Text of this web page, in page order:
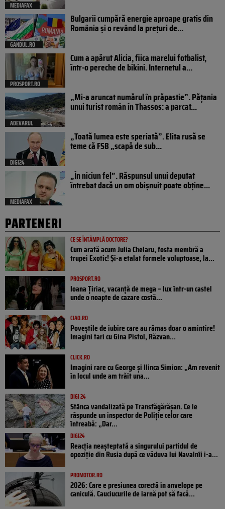
MEDIAFAX
GANDUL.RO
Bulgarii cumpără energie aproape gratis din
România și o revând la prețuri de...
PROSPORT.RO
Cum a apărut Alicia, fiica marelui fotbalist,
într-o pereche de bikini. Internetul a...
ADEVARUL
„Mi-a aruncat numărul în prăpastie”. Pățania
unui turist român în Thassos: a parcat...
DIGI24
„Toată lumea este speriată”. Elita rusă se
teme că FSB „scapă de sub...
MEDIAFAX
„În niciun fel”. Răspunsul unui deputat
întrebat dacă un om obișnuit poate obține...
PARTENERI
CE SE ÎNTÂMPLĂ DOCTORE?
Cum arată acum Julia Chelaru, fosta membră a
trupei Exotic! Și-a etalat formele voluptoase, la...
PROSPORT.RO
Ioana Țiriac, vacanță de mega – lux într-un castel
unde o noapte de cazare costă...
CIAO.RO
Poveştile de iubire care au rămas doar o amintire!
Imagini tari cu Gina Pistol, Răzvan...
CLICK.RO
Imagini rare cu George și Ilinca Simion: „Am revenit
în locul unde am trăit una...
DIGI 24
Stânca vandalizată pe Transfăgărășan. Ce le
răspunde un inspector de Poliție celor care
întreabă: „Dar...
DIGI24
Reacția neașteptată a singurului partidul de
opoziţie din Rusia după ce văduva lui Navalnîi i-a...
PROMOTOR.RO
2026: Care e presiunea corectă în anvelope pe
caniculă. Cauciucurile de iarnă pot să facă...